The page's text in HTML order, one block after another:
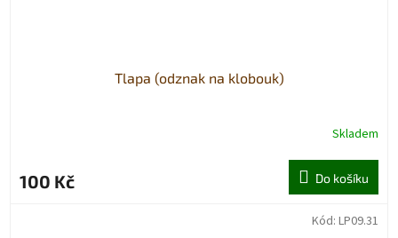
Tlapa (odznak na klobouk)
Skladem
100 Kč Do košíku
Kód: LP09.31